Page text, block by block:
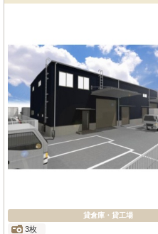
をしっかり守ります。徒歩圏内には
急な買い物にも便利です。新しい環
貸倉庫・貸工場
3枚